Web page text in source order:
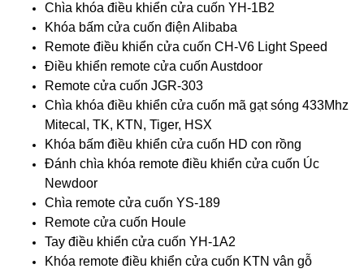
Chìa khóa điều khiển cửa cuốn YH-1B2
Khóa bấm cửa cuốn điện Alibaba
Remote điều khiển cửa cuốn CH-V6 Light Speed
Điều khiển remote cửa cuốn Austdoor
Remote cửa cuốn JGR-303
Chìa khóa điều khiển cửa cuốn mã gạt sóng 433Mhz
Mitecal, TK, KTN, Tiger, HSX
Khóa bấm điều khiển cửa cuốn HD con rồng
Đánh chìa khóa remote điều khiển cửa cuốn Úc
Newdoor
Chìa remote cửa cuốn YS-189
Remote cửa cuốn Houle
Tay điều khiển cửa cuốn YH-1A2
Khóa remote điều khiển cửa cuốn KTN vân gỗ